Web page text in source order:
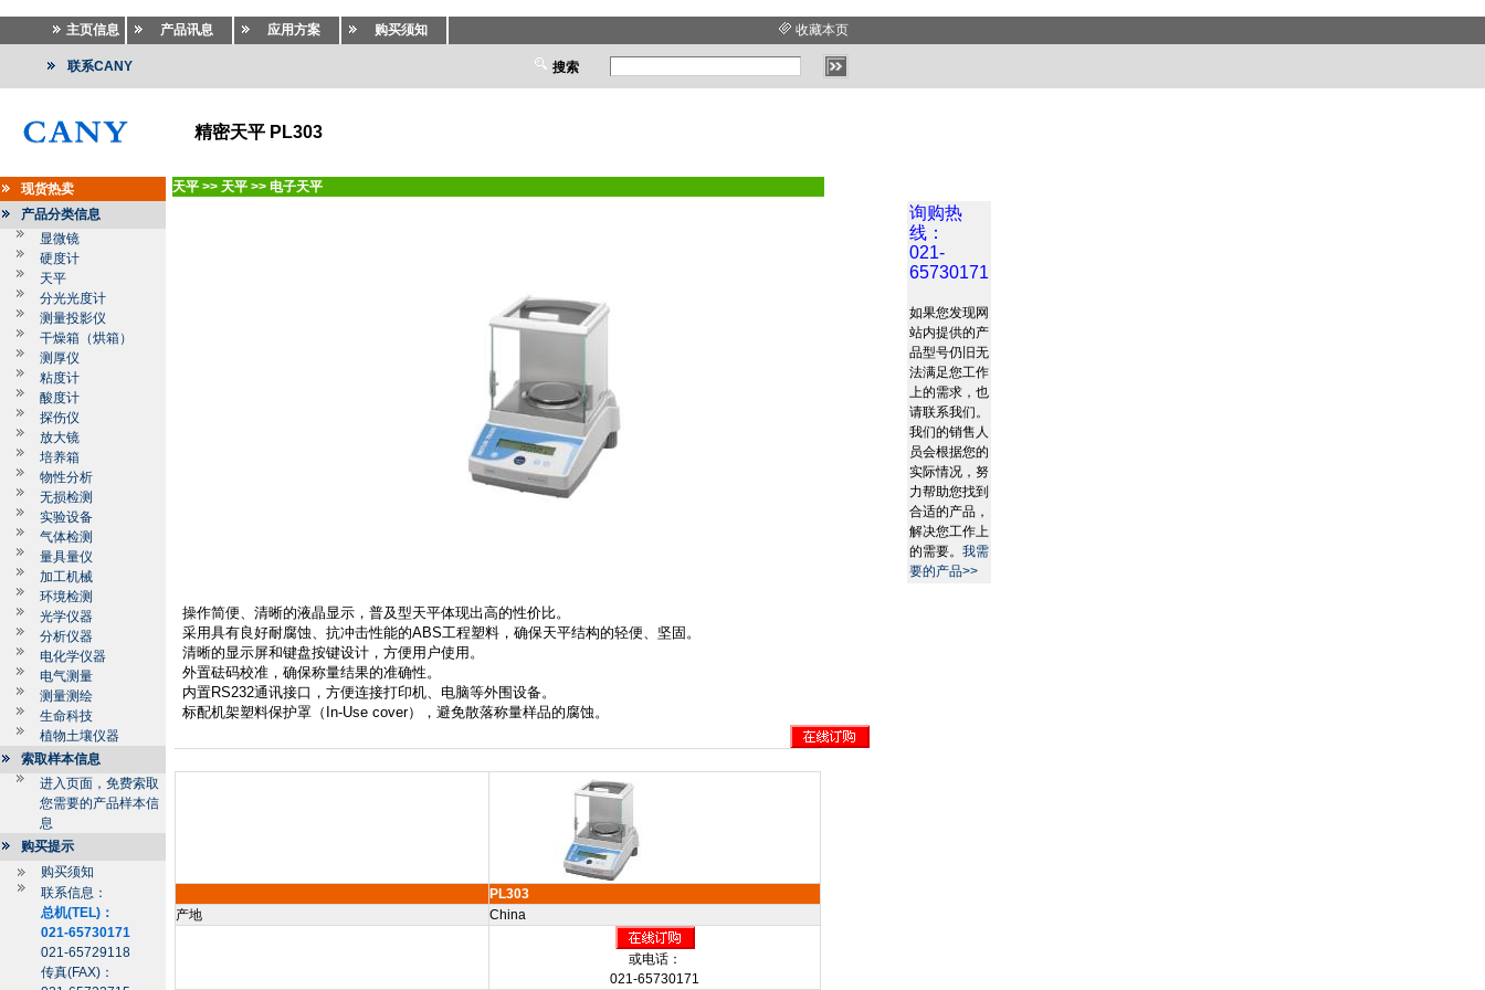
主页信息 产品讯息 应用方案 购买须知 收藏本页
联系CANY 搜索
精密天平 PL303
现货热卖
产品分类信息
显微镜
硬度计
天平
分光光度计
测量投影仪
干燥箱（烘箱）
测厚仪
粘度计
酸度计
探伤仪
放大镜
培养箱
物性分析
无损检测
实验设备
气体检测
量具量仪
加工机械
环境检测
光学仪器
分析仪器
电化学仪器
电气测量
测量测绘
生命科技
植物土壤仪器
索取样本信息
进入页面，免费索取
您需要的产品样本信
息
购买提示
购买须知
联系信息：
总机(TEL)：
021-65730171
021-65729118
传真(FAX)：
天平 >> 天平 >> 电子天平
询购热
线：
021-
65730171
如果您发现网
站内提供的产
品型号仍旧无
法满足您工作
上的需求，也
请联系我们。
我们的销售人
员会根据您的
实际情况，努
力帮助您找到
合适的产品，
解决您工作上
的需要。 我需
要的产品>>
操作简便、清晰的液晶显示，普及型天平体现出高的性价比。
采用具有良好耐腐蚀、抗冲击性能的ABS工程塑料，确保天平结构的轻便、坚固。
清晰的显示屏和键盘按键设计，方便用户使用。
外置砝码校准，确保称量结果的准确性。
内置RS232通讯接口，方便连接打印机、电脑等外围设备。
标配机架塑料保护罩（ In-Use cover），避免散落称量样品的腐蚀。
PL303
产地
China
或电话：
021-65730171